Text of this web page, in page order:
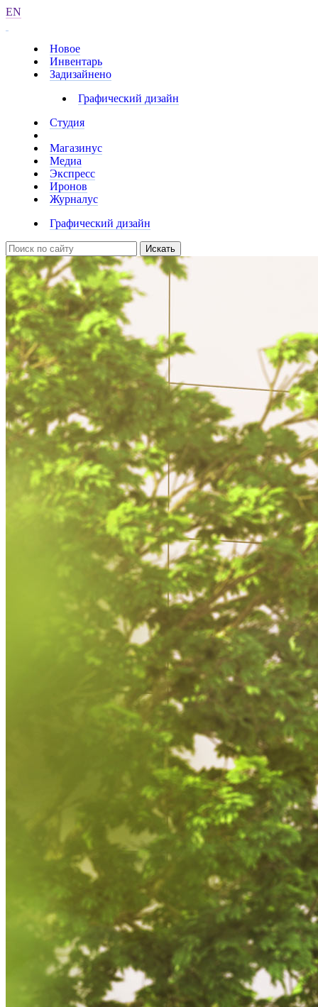
EN
Новое
Инвентарь
Задизайнено
Графический дизайн
Студия
Магазинус
Медиа
Экспресс
Иронов
Журналус
Графический дизайн
Искать